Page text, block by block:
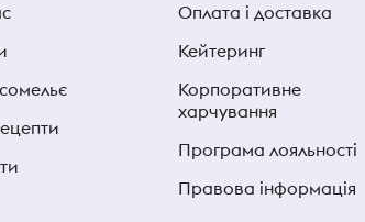
Оплата і доставка
Кейтеринг
Корпоративне
харчування
Програма лояльності
Правова інформація